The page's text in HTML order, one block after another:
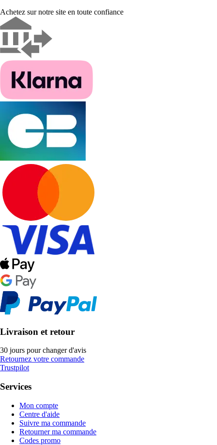
Achetez sur notre site en toute confiance
Livraison et retour
30 jours pour changer d'avis
Retournez votre commande
Trustpilot
Services
Mon compte
Centre d'aide
Suivre ma commande
Retourner ma commande
Codes promo